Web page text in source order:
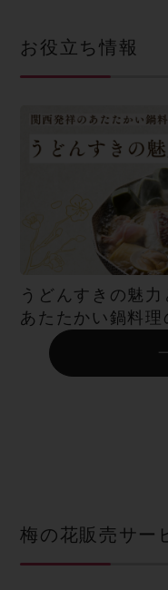
お役立ち情報
うどんすきの魅
あたたかい鍋料理
梅の花販売サー